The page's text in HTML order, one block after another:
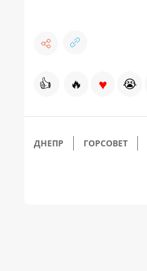
👍 🔥 ♥ 😭
ДНЕПР ГОРСОВЕТ